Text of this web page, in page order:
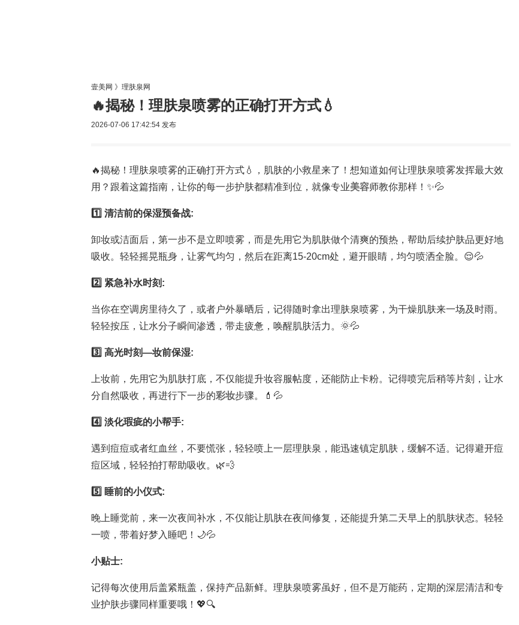
壹美网 》 理肤泉网
🔥揭秘！理肤泉喷雾的正确打开方式💧
2026-07-06 17:42:54 发布
🔥揭秘！理肤泉喷雾的正确打开方式💧，肌肤的小救星来了！想知道如何让理肤泉喷雾发挥最大效
用？跟着这篇指南，让你的每一步护肤都精准到位，就像专业美容师教你那样！✨💦
1️⃣ 清洁前的保湿预备战:
卸妆或洁面后，第一步不是立即喷雾，而是先用它为肌肤做个清爽的预热，帮助后续护肤品更好地
吸收。轻轻摇晃瓶身，让雾气均匀，然后在距离15-20cm处，避开眼睛，均匀喷洒全脸。😌💦
2️⃣ 紧急补水时刻:
当你在空调房里待久了，或者户外暴晒后，记得随时拿出理肤泉喷雾，为干燥肌肤来一场及时雨。
轻轻按压，让水分子瞬间渗透，带走疲惫，唤醒肌肤活力。🌞💦
3️⃣ 高光时刻—妆前保湿:
上妆前，先用它为肌肤打底，不仅能提升妆容服帖度，还能防止卡粉。记得喷完后稍等片刻，让水
分自然吸收，再进行下一步的彩妆步骤。💄💦
4️⃣ 淡化瑕疵的小帮手:
遇到痘痘或者红血丝，不要慌张，轻轻喷上一层理肤泉，能迅速镇定肌肤，缓解不适。记得避开痘
痘区域，轻轻拍打帮助吸收。🌿💨
5️⃣ 睡前的小仪式:
晚上睡觉前，来一次夜间补水，不仅能让肌肤在夜间修复，还能提升第二天早上的肌肤状态。轻轻
一喷，带着好梦入睡吧！🌙💦
小贴士:
记得每次使用后盖紧瓶盖，保持产品新鲜。理肤泉喷雾虽好，但不是万能药，定期的深层清洁和专
业护肤步骤同样重要哦！💖🔍